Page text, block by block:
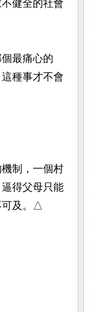
健全的社會
最痛心的
種事才不會
制，一個村
得父母只能
可及。△